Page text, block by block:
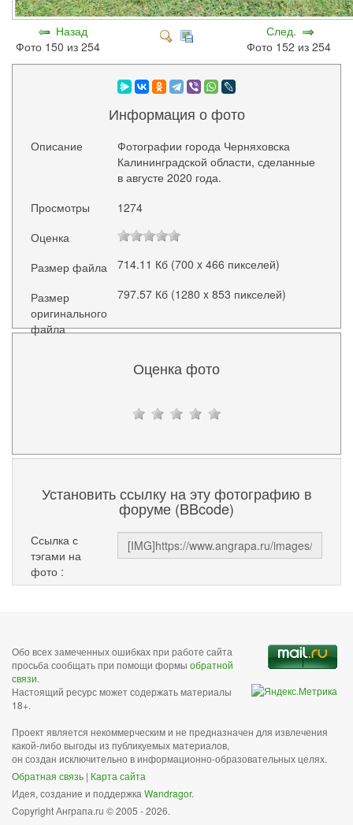
Назад
Фото 150 из 254
След.
Фото 152 из 254
Информация о фото
Описание
Фотографии города Черняховска
Калининградской области, сделанные
в августе 2020 года.
Просмотры
1274
Оценка
Размер файла
714.11 Кб (700 x 466 пикселей)
Размер
оригинального
файла
797.57 Кб (1280 x 853 пикселей)
Оценка фото
Установить ссылку на эту фотографию в
форуме (BBcode)
Ссылка с
тэгами на
фото :
Обо всех замеченных ошибках при работе сайта
просьба сообщать при помощи формы обратной
связи.
Настоящий ресурс может содержать материалы
18+.
Проект является некоммерческим и не предназначен для извлечения
какой-либо выгоды из публикуемых материалов,
он создан исключительно в информационно-образовательных целях.
Обратная связь | Карта сайта
Идея, создание и поддержка Wandragor.
Copyright Анграпа.ru © 2005 - 2026.